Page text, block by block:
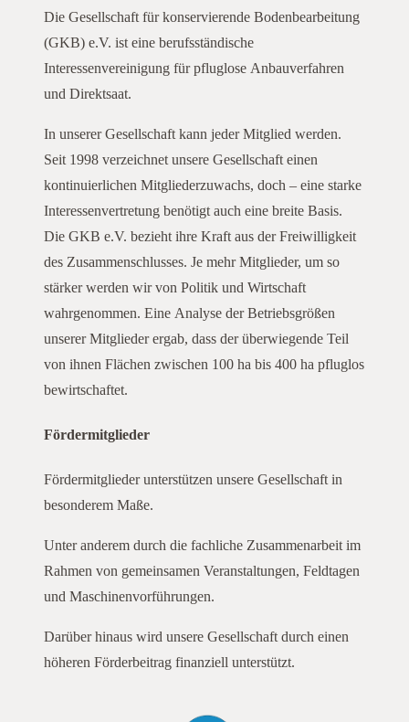
Die Gesellschaft für konservierende Bodenbearbeitung
(GKB) e.V. ist eine berufsständische
Interessenvereinigung für pfluglose Anbauverfahren
und Direktsaat.
In unserer Gesellschaft kann jeder Mitglied werden.
Seit 1998 verzeichnet unsere Gesellschaft einen
kontinuierlichen Mitgliederzuwachs, doch – eine starke
Interessenvertretung benötigt auch eine breite Basis.
Die GKB e.V. bezieht ihre Kraft aus der Freiwilligkeit
des Zusammenschlusses. Je mehr Mitglieder, um so
stärker werden wir von Politik und Wirtschaft
wahrgenommen. Eine Analyse der Betriebsgrößen
unserer Mitglieder ergab, dass der überwiegende Teil
von ihnen Flächen zwischen 100 ha bis 400 ha pfluglos
bewirtschaftet.
Fördermitglieder
Fördermitglieder unterstützen unsere Gesellschaft in
besonderem Maße.
Unter anderem durch die fachliche Zusammenarbeit im
Rahmen von gemeinsamen Veranstaltungen, Feldtagen
und Maschinenvorführungen.
Darüber hinaus wird unsere Gesellschaft durch einen
höheren Förderbeitrag finanziell unterstützt.